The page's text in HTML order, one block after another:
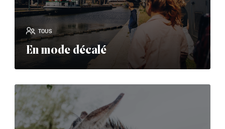
En mode décalé
TOUS
read_more